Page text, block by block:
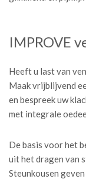
IMPROVE
Heeft u last van
Maak vrijblijvend
en bespreek uw
met integrale
De basis voor het
uit het dragen van
Steunkousen